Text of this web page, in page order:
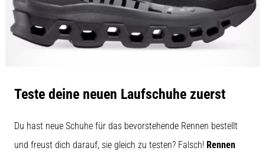
Teste deine neuen Laufschuhe zuerst
Du hast neue Schuhe für das bevorstehende Rennen bestellt
und freust dich darauf, sie gleich zu testen? Falsch! Rennen